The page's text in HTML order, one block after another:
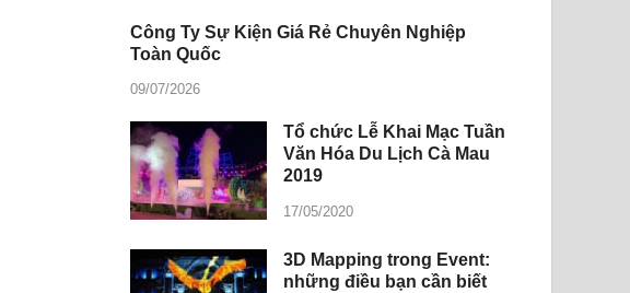
Công Ty Sự Kiện Giá Rẻ Chuyên Nghiệp
Toàn Quốc
09/07/2026
Tổ chức Lễ Khai Mạc Tuần
Văn Hóa Du Lịch Cà Mau
2019
17/05/2020
3D Mapping trong Event:
những điều bạn cần biết